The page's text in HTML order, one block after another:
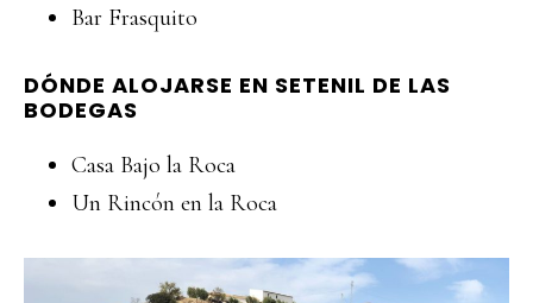
Bar Frasquito
DÓNDE ALOJARSE EN SETENIL DE LAS
BODEGAS
Casa Bajo la Roca
Un Rincón en la Roca